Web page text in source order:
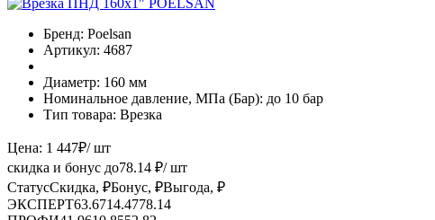
Бренд: Poelsan
Артикул: 4687
Диаметр: 160 мм
Номинальное давление, МПа (Бар): до 10 бар
Тип товара: Врезка
Цена: 1 447₽/ шт
скидка и бонус до78.14 ₽/ шт
СтатусСкидка, ₽Бонус, ₽Выгода, ₽
ЭКСПЕРТ63.6714.4778.14